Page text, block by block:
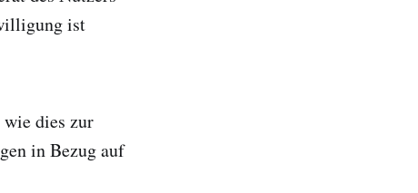
ist
dies zur
in Bezug auf